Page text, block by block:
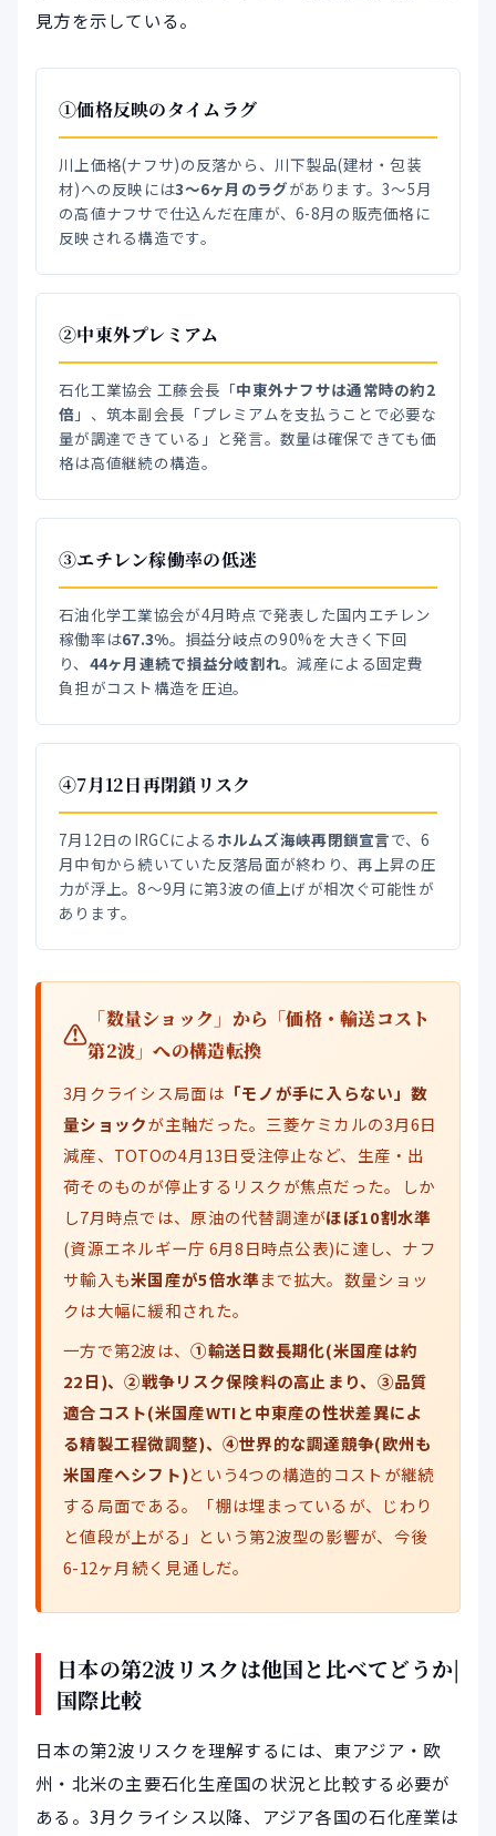
見方を示している。
①価格反映のタイムラグ
川上価格(ナフサ)の反落から、川下製品(建材・包装
材)への反映には3〜6ヶ月のラグがあります。3〜5月
の高値ナフサで仕込んだ在庫が、6-8月の販売価格に
反映される構造です。
②中東外プレミアム
石化工業協会 工藤会長「中東外ナフサは通常時の約2
倍 」、筑本副会長「プレミアムを支払うことで必要な
量が調達できている」と発言。数量は確保できても価
格は高値継続の構造。
③エチレン稼働率の低迷
石油化学工業協会が4月時点で発表した国内エチレン
稼働率は67.3%。損益分岐点の90%を大きく下回
り、 44ヶ月連続で損益分岐割れ。減産による固定費
負担がコスト構造を圧迫。
④7月12日再閉鎖リスク
7月12日のIRGCによる ホルムズ海峡再閉鎖宣言で、6
月中旬から続いていた反落局面が終わり、再上昇の圧
力が浮上。8〜9月に第3波の値上げが相次ぐ可能性が
あります。
「数量ショック」から「価格・輸送コスト
第2波」への構造転換
3月クライシス局面は 「モノが手に入らない」数
量ショックが主軸だった。三菱ケミカルの3月6日
減産、TOTOの4月13日受注停止など、生産・出
荷そのものが停止するリスクが焦点だった。しか
し7月時点では、原油の代替調達がほぼ10割水準
(資源エネルギー庁 6月8日時点公表)に達し、ナフ
サ輸入も米国産が5倍水準まで拡大。数量ショッ
クは大幅に緩和された。
一方で第2波は、①輸送日数長期化(米国産は約
22日)、②戦争リスク保険料の高止まり、③品質
適合コスト(米国産WTIと中東産の性状差異によ
る精製工程微調整)、④世界的な調達競争(欧州も
米国産へシフト)という4つの構造的コストが継続
する局面である。「棚は埋まっているが、じわり
と値段が上がる」という第2波型の影響が、今後
6-12ヶ月続く見通しだ。
日本の第2波リスクは他国と比べてどうか|
国際比較
日本の第2波リスクを理解するには、東アジア・欧
州・北米の主要石化生産国の状況と比較する必要が
ある。3月クライシス以降、アジア各国の石化産業は